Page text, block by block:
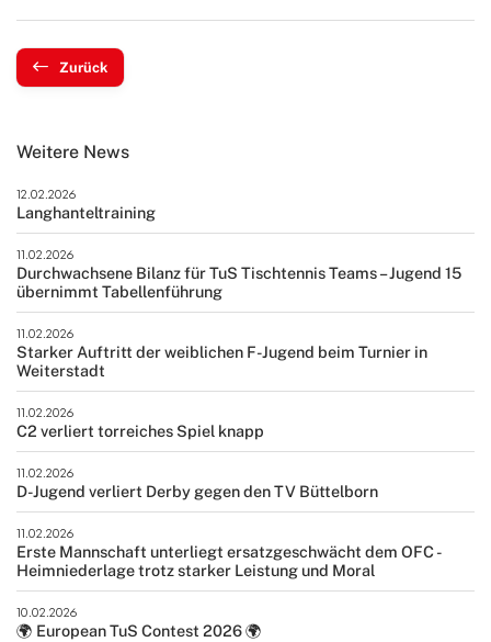
Zurück
Weitere News
12.02.2026
Langhanteltraining
11.02.2026
Durchwachsene Bilanz für TuS Tischtennis Teams – Jugend 15
übernimmt Tabellenführung
11.02.2026
Starker Auftritt der weiblichen F-Jugend beim Turnier in
Weiterstadt
11.02.2026
C2 verliert torreiches Spiel knapp
11.02.2026
D-Jugend verliert Derby gegen den TV Büttelborn
11.02.2026
Erste Mannschaft unterliegt ersatzgeschwächt dem OFC -
Heimniederlage trotz starker Leistung und Moral
10.02.2026
🌍 European TuS Contest 2026 🌍